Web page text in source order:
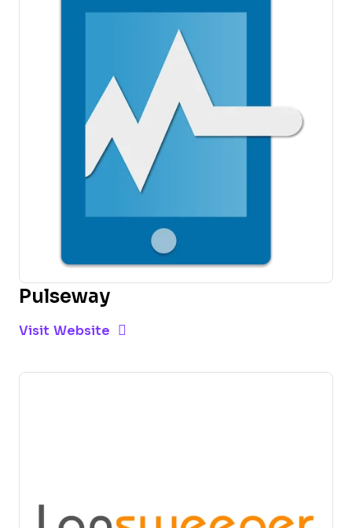
Pulseway
Visit Website Opens New Window